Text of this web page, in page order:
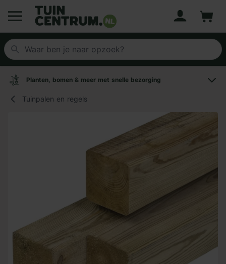
Logo Tuincentrum.nl
Planten, bomen & meer met snelle bezorging
Tuinpalen en regels